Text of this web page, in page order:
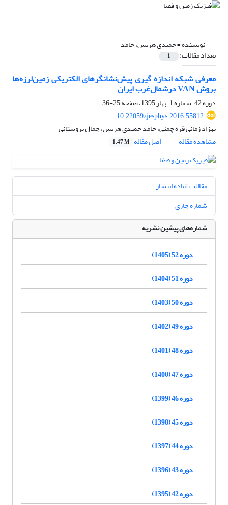
نویسنده =حمیدی هریس، حامد
تعداد مقالات: 1
معرفی شبکه اندازه گیری پیش‌نشانگرهای الکتریکی زمین‌لرزه‌ها
بروش VAN درشمال‌غرب ایران
دوره 42، شماره 1، بهار 1395، صفحه
25-36
10.22059/jesphys.2016.55812
بهزاد زمانی قره چمنی، حامد حمیدی هریس، جمال بروستانی
مشاهده مقاله
اصل مقاله 1.47 M
مقالات آماده انتشار
شماره جاری
شماره‌های پیشین نشریه
دوره 52 (1405)
دوره 51 (1404)
دوره 50 (1403)
دوره 49 (1402)
دوره 48 (1401)
دوره 47 (1400)
دوره 46 (1399)
دوره 45 (1398)
دوره 44 (1397)
دوره 43 (1396)
دوره 42 (1395)